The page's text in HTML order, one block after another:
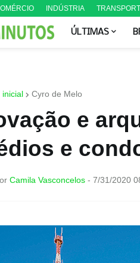
INDÚSTRIA
ÚLTIMAS
inicial Cyro de Melo
e
e
Camila Vasconcelos - 7/31/2020